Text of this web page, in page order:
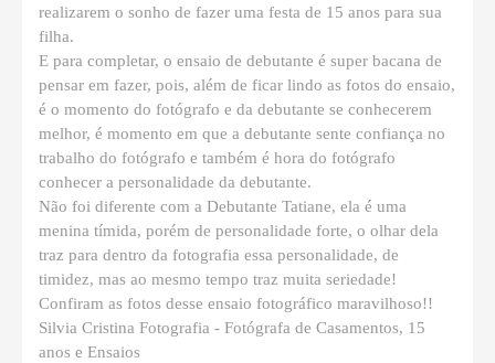
realizarem o sonho de fazer uma festa de 15 anos para sua
filha.
E para completar, o ensaio de debutante é super bacana de
pensar em fazer, pois, além de ficar lindo as fotos do ensaio,
é o momento do fotógrafo e da debutante se conhecerem
melhor, é momento em que a debutante sente confiança no
trabalho do fotógrafo e também é hora do fotógrafo
conhecer a personalidade da debutante.
Não foi diferente com a Debutante Tatiane, ela é uma
menina tímida, porém de personalidade forte, o olhar dela
traz para dentro da fotografia essa personalidade, de
timidez, mas ao mesmo tempo traz muita seriedade!
Confiram as fotos desse ensaio fotográfico maravilhoso!!
Silvia Cristina Fotografia - Fotógrafa de Casamentos, 15
anos e Ensaios